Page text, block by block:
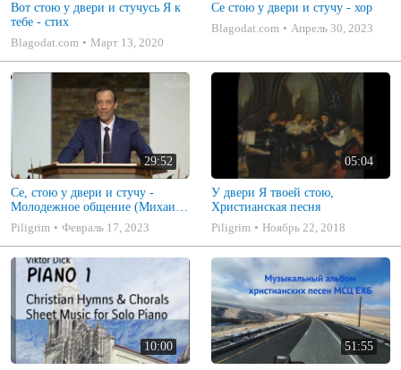
Вот стою у двери и стучусь Я к
тебе - стих
Blagodat.com
Март 13, 2020
Се стою у двери и стучу - хор
Blagodat.com
Апрель 30, 2023
29:52
Се, стою у двери и стучу -
Молодежное общение (Михаил
Голубин)
Piligrim Февраль 17, 2023
05:04
У двери Я твоей стою,
Христианская песня
Piligrim
Ноябрь 22, 2018
10:00 51:55